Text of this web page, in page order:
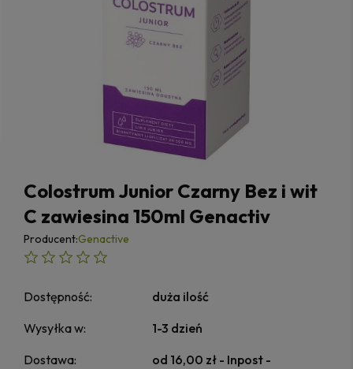
Colostrum Junior Czarny Bez i wit
C zawiesina 150ml Genactiv
Producent:Genactive
Dostępność:
duża ilość
Wysyłka w:
1-3 dzień
Dostawa:
od 16,00 zł - Inpost -